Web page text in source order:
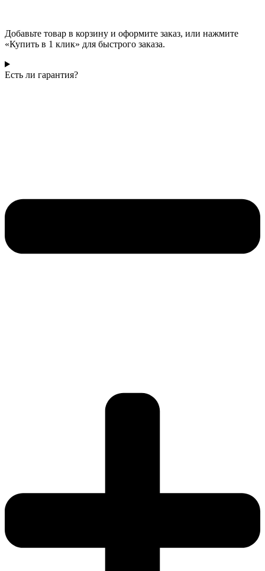
Добавьте товар в корзину и оформите заказ, или нажмите
«Купить в 1 клик» для быстрого заказа.
Есть ли гарантия?